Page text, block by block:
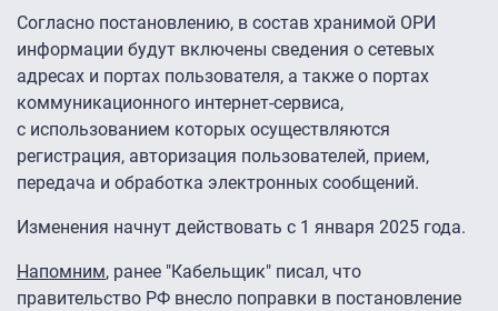
Согласно постановлению, в состав хранимой ОРИ
информации будут включены сведения о сетевых
адресах и портах пользователя, а также о портах
коммуникационного интернет-сервиса,
с использованием которых осуществляются
регистрация, авторизация пользователей, прием,
передача и обработка электронных сообщений.
Изменения начнут действовать с 1 января 2025 года.
Напомним, ранее "Кабельщик" писал, что
правительство РФ внесло поправки в постановление